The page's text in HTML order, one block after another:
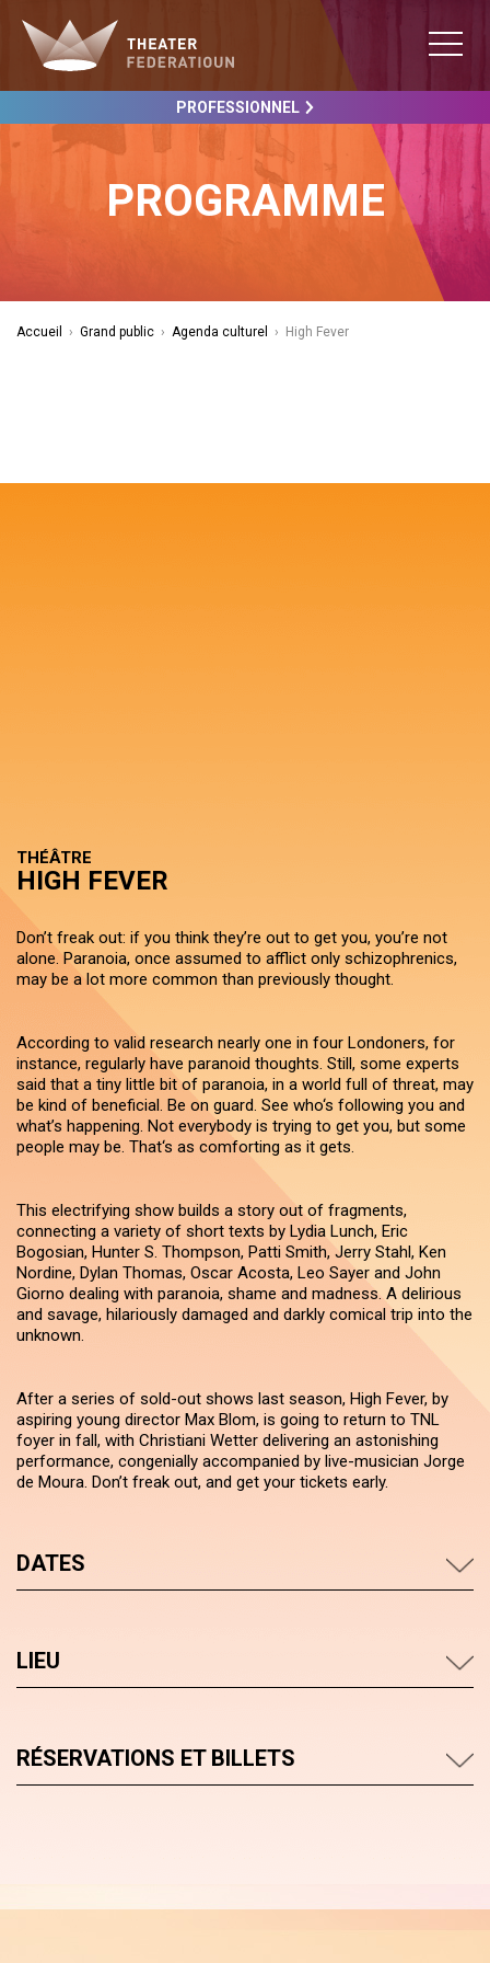
PROFESSIONNEL
PROGRAMME
Accueil › Grand public › Agenda culturel › High Fever
THÉÂTRE
HIGH FEVER
Don’t freak out: if you think they’re out to get you, you’re not
alone. Paranoia, once assumed to afflict only schizophrenics,
may be a lot more common than previously thought.
According to valid research nearly one in four Londoners, for
instance, regularly have paranoid thoughts. Still, some experts
said that a tiny little bit of paranoia, in a world full of threat, may
be kind of beneficial. Be on guard. See who‘s following you and
what’s happening. Not everybody is trying to get you, but some
people may be. That‘s as comforting as it gets.
This electrifying show builds a story out of fragments,
connecting a variety of short texts by Lydia Lunch, Eric
Bogosian, Hunter S. Thompson, Patti Smith, Jerry Stahl, Ken
Nordine, Dylan Thomas, Oscar Acosta, Leo Sayer and John
Giorno dealing with paranoia, shame and madness. A delirious
and savage, hilariously damaged and darkly comical trip into the
unknown.
After a series of sold-out shows last season, High Fever, by
aspiring young director Max Blom, is going to return to TNL
foyer in fall, with Christiani Wetter delivering an astonishing
performance, congenially accompanied by live-musician Jorge
de Moura. Don’t freak out, and get your tickets early.
DATES
LIEU
RÉSERVATIONS ET BILLETS